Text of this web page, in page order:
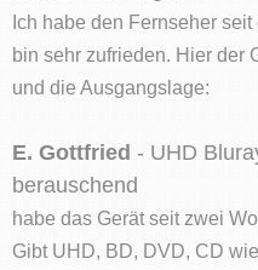
Ich habe den Fernseher
bin sehr zufrieden. Hier der
und die Ausgangslage:
E. Gottfried - UHD
berauschend
habe das Gerät seit zwei
Gibt UHD, BD, DVD, CD